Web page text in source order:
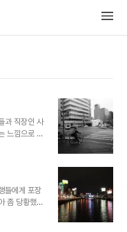
과 직장인 사
느낌으로 아
용한 일정.
하얀 눈과
하카타역
다. 날씨가
을 보게 될지
스 교환증
들에게 포장
좀 당황했다.
고 걷기 시